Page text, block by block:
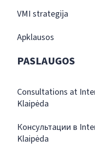
VMI strategija
Apklausos
PASLAUGOS
Consultations at
Klaipėda
Консультации в
Klaipėda